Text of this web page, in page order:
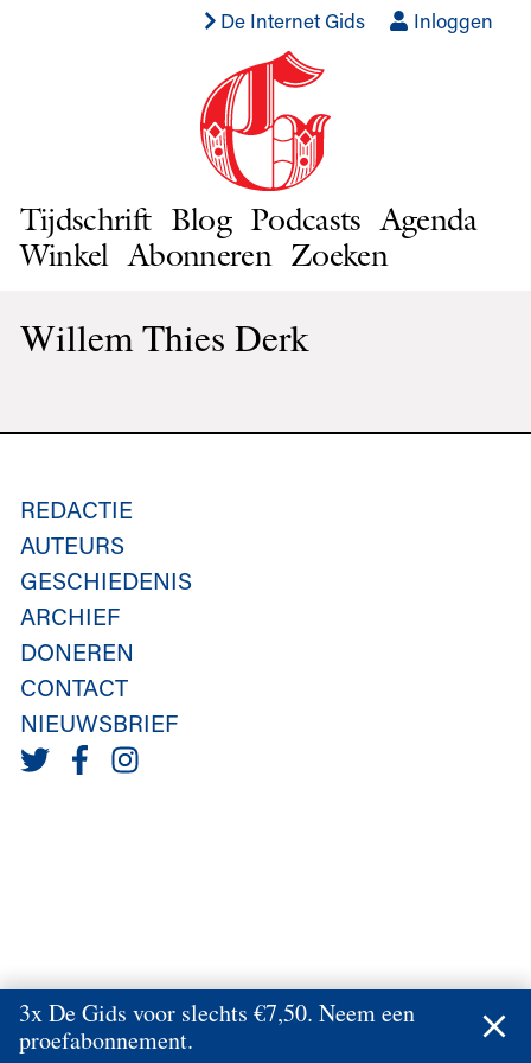
De Internet Gids Inloggen
Tijdschrift Blog Podcasts Agenda
Winkel Abonneren Zoeken
Willem Thies Derk
REDACTIE
AUTEURS
GESCHIEDENIS
ARCHIEF
DONEREN
CONTACT
NIEUWSBRIEF
3x De Gids voor slechts €7,50. Neem een
proefabonnement.